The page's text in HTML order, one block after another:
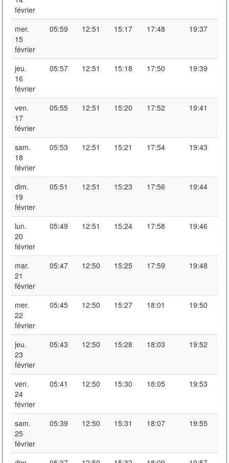
février
mer.
15
février
05:59 12:51 15:17 17:48 19:37
jeu.
16
février
05:57 12:51 15:18 17:50 19:39
ven.
17
février
05:55 12:51 15:20 17:52 19:41
sam.
18
février
05:53 12:51 15:21 17:54 19:43
dim.
19
février
05:51 12:51 15:23 17:56 19:44
lun.
20
février
05:49 12:51 15:24 17:58 19:46
mar.
21
février
05:47 12:50 15:25 17:59 19:48
mer.
22
février
05:45 12:50 15:27 18:01 19:50
jeu.
23
février
05:43 12:50 15:28 18:03 19:52
ven.
24
février
05:41 12:50 15:30 18:05 19:53
sam.
25
février
05:39 12:50 15:31 18:07 19:55